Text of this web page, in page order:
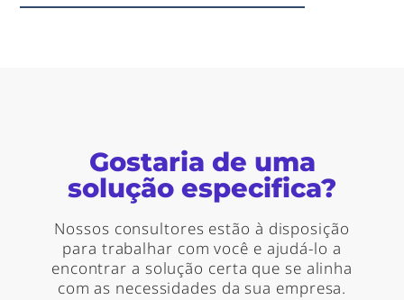
Gostaria de uma
solução especifica?
Nossos consultores estão à disposição
para trabalhar com você e ajudá-lo a
encontrar a solução certa que se alinha
com as necessidades da sua empresa.